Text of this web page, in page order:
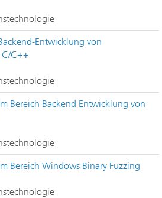
Entwicklung von
C/C++
Bereich Backend Entwicklung von
Bereich Windows Binary Fuzzing